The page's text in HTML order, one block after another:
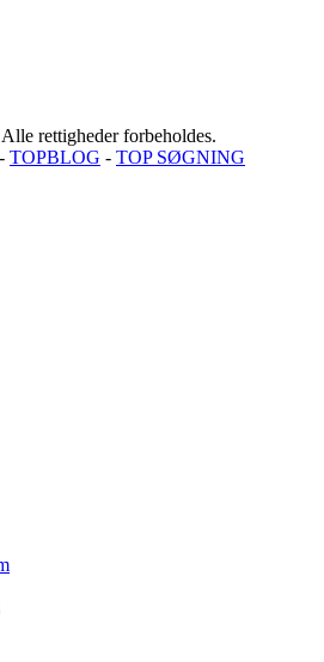
rettigheder forbeholdes.
- TOPBLOG - TOP SØGNING